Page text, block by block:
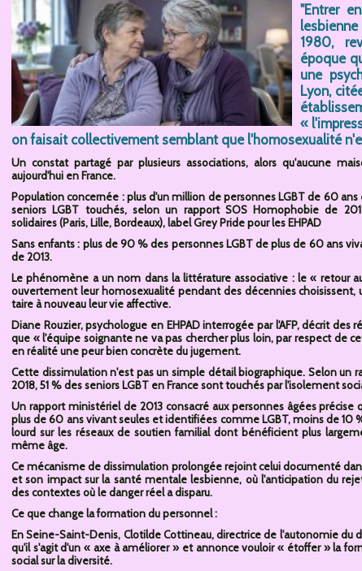
"Entrer
1980,
époque
une
Lyon,
«
on faisait collectivement semblant que l'homosexualité
Un constat partagé par plusieurs associations, alors qu'aucune
aujourd'hui en France.
Population concernée : plus d'un million de personnes LGBT de 60 ans
seniors LGBT touchés, selon un rapport SOS Homophobie de
solidaires (Paris, Lille, Bordeaux), label Grey Pride pour les EHPAD
Sans enfants : plus de 90 % des personnes LGBT de plus de 60 ans
de 2013.
Le phénomène a un nom dans la littérature associative : le « retour
ouvertement leur homosexualité pendant des décennies
taire à nouveau leur vie affective.
Diane Rouzier, psychologue en EHPAD interrogée par l'AFP, décrit
que « l'équipe soignante ne va pas chercher plus loin, par respect de
en réalité une peur bien concrète du jugement.
Cette dissimulation n'est pas un simple détail biographique. Selon un
2018, 51 % des seniors LGBT en France sont touchés par l'isolement
Un rapport ministériel de 2013 consacré aux personnes âgées précise
plus de 60 ans vivant seules et identifiées comme LGBT, moins de 10
lourd sur les réseaux de soutien familial dont bénéficient plus
même âge.
Ce mécanisme de dissimulation prolongée rejoint celui documenté
et son impact sur la santé mentale lesbienne, où l'anticipation du
des contextes où le danger réel a disparu.
Ce que change la formation du personnel :
En Seine-Saint-Denis, Clotilde Cottineau, directrice de l'autonomie du
qu'il s'agit d'un « axe à améliorer » et annonce vouloir « étoffer » la
social sur la diversité.